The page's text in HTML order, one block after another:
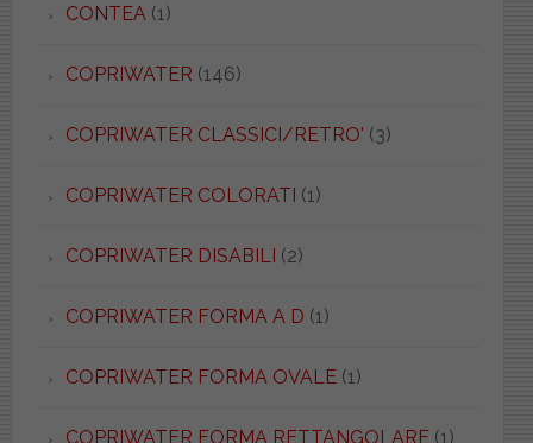
CONTEA (1)
COPRIWATER (146)
COPRIWATER CLASSICI/RETRO' (3)
COPRIWATER COLORATI (1)
COPRIWATER DISABILI (2)
COPRIWATER FORMA A D (1)
COPRIWATER FORMA OVALE(1)
COPRIWATER FORMA RETTANGOLARE(1)